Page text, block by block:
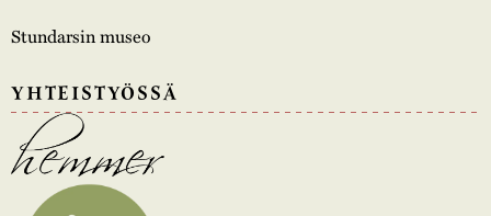
Stundarsin museo
YHTEISTYÖSSÄ